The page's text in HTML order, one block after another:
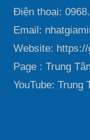
Điện thoại:
Email:
Website:
Page : Trung
YouTube: Trung